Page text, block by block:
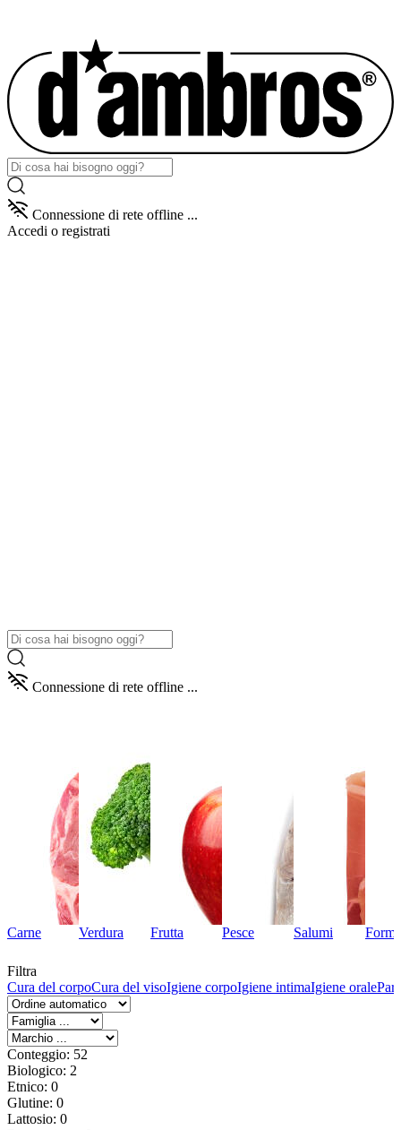
Connessione di rete offline ...
Accedi o registrati
Connessione di rete offline ...
Carne Verdura Frutta Pesce Salumi
Filtra
Cura del corpoCura del visoIgiene corpoIgiene intimaIgiene orale
Conteggio: 52
Biologico: 2
Etnico: 0
Glutine: 0
Lattosio: 0